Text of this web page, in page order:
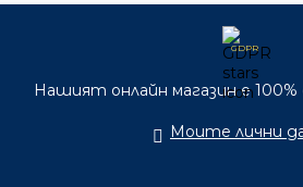
GDPR
Нашият онлайн магазин е 100%
Моите лични